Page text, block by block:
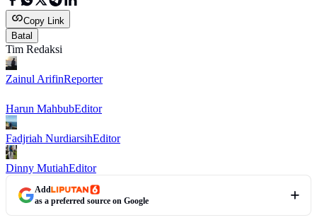
Copy Link
Batal
Tim Redaksi
Zainul ArifinReporter
Harun MahbubEditor
Fadjriah NurdiarsihEditor
Dinny MutiahEditor
Add
as a preferred source on Google